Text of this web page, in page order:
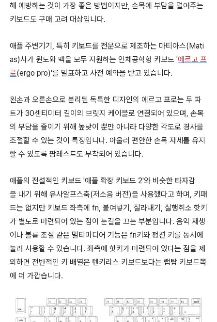
해 예방하는 것이 가장 좋은 방법이지만, 손목에 부담을 덜어주는
키보드도 구매 고려 대상입니다.
애플 주변기기, 특히 키보드를 전문으로 제조하는 마티아스(Mati
as)사가 윈도와 맥을 모두 지원하는 인체공학형 키보드 '에르고 프
로(ergo pro)'를 발표하고 사전 예약을 받고 있습니다.
왼손과 오른손으로 분리된 독특한 디자인의 에르고 프로는 두 파
트가 30센티미터 길이의 브릿지 케이블로 연결되어 있으며, 손목
의 부담을 줄이기 위해 높낮이 뿐만 아니라 다양한 각도로 경사를
조절할 수 있는 것이 특징입니다. 아울러 편안한 손목 자세를 유지
할 수 있도록 팜레스트도 부착되어 있습니다.
애플의 전설적인 키보드 '애플 확장 키보드 2'와 비슷한 타자감
을 내기 위해 유사알프스축(저소음 버전)을 사용했다고 하며, 키패
드는 없지만 키보드 좌측에 fn, 붙여넣기, 잘라내기, 실행취소 핫키
가 별도로 마련되어 있는 점이 눈길을 끄는 부분입니다. 음악 재생
이나 볼륨 조절 같은 멀티미디어 기능은 fn키와 펑션 키를 동시에
눌러 사용할 수 있습니다. 좌측에 핫키가 마련되어 있다는 점을 제
외하면 전반적인 키 배열은 텐키리스 키보드보다는 랩탑 키보드쪽
에 더 가깝습니다.